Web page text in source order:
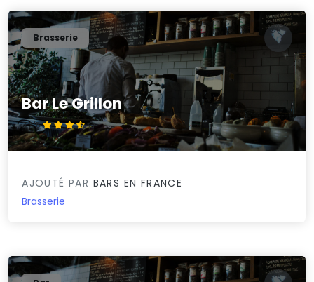
Bar Le Grillon
3.7/5
Brasserie
AJOUTÉ PAR BARS EN FRANCE
Brasserie